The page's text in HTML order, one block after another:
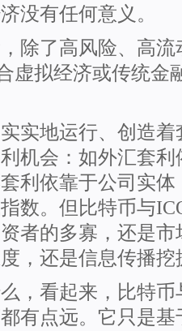
没有任何意义。
除了高风险、高
虚拟经济或传统金
实地运行、创造
利机会：如外汇套
利依靠于公司实
数。但比特币与
者的多寡，还是
度，还是信息传播
，看起来，比特
有点远。它只是